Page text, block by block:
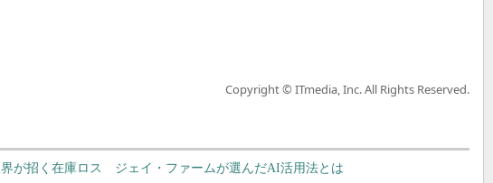
Copyright © ITmedia, Inc. All Rights Reserved.
界が招く在庫ロス ジェイ・ファームが選んだAI活用法とは